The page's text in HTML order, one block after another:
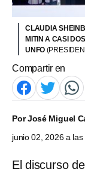
CLAUDIA
MITIN A CASI
UNFO
Compartir en
PorJosé Miguel
junio 02, 2026 a
El discurso